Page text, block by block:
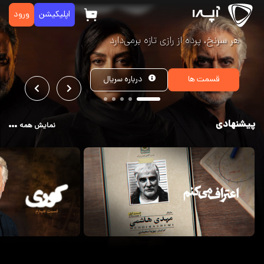
اپلیکیشن ورود
هر سرنخ، پرده از رازی تازه برمی‌دارد
قسمت ها دربارهسریال
پیشنهادی نمایش همه